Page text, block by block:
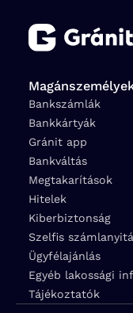
Bankszámlák
Bankkártyák
Gránit app
Bankváltás
Megtakarítások
Hitelek
Kiberbiztonság
Szelfis
Ügyfélajánlás
Egyéb lakossági
Tájékoztatók